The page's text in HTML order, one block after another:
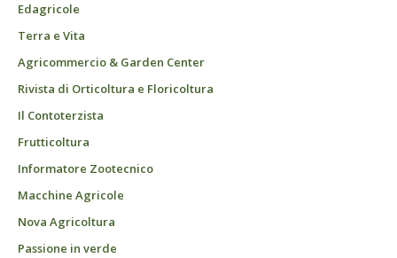
Edagricole
Terra e Vita
Agricommercio & Garden Center
Rivista di Orticoltura e Floricoltura
Il Contoterzista
Frutticoltura
Informatore Zootecnico
Macchine Agricole
Nova Agricoltura
Passione in verde